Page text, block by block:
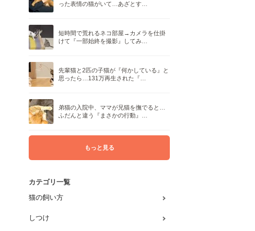
った表情の猫がいて…あざとす…
短時間で荒れるネコ部屋→カメラを仕掛
けて『一部始終を撮影』してみ…
先輩猫と2匹の子猫が『何かしている』と
思ったら…131万再生された『…
弟猫の入院中、ママが兄猫を撫でると…
ふだんと違う『まさかの行動』…
もっと見る
カテゴリ一覧
猫の飼い方
しつけ